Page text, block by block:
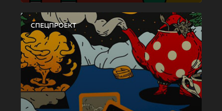
СПЕЦПРОЕКТ